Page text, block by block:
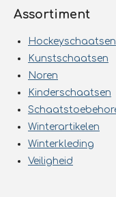
Assortiment
Hockeyschaatsen
Kunstschaatsen
Noren
Kinderschaatsen
Winterartikelen
Winterkleding
Veiligheid